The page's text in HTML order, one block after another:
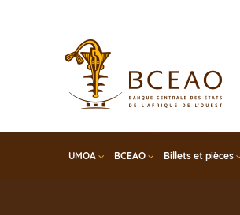
UMOA BCEAO Billets et pièces